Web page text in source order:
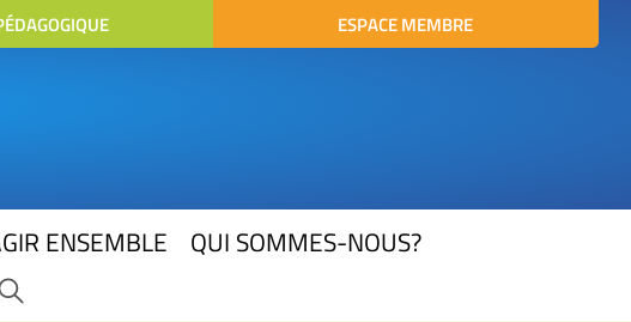
ESPACE MEMBRE
ENSEMBLE
QUI SOMMES-NOUS?